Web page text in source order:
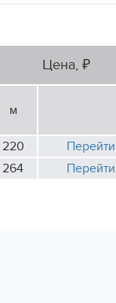
Цена, ₽
м
220
Перейти
264 Перейти